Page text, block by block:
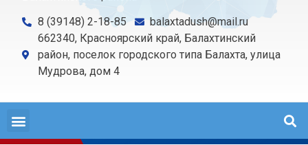
8 (39148) 2-18-85
balaxtadush@mail.ru
662340, Красноярский край, Балахтинский
район, поселок городского типа Балахта, улица
Мудрова, дом 4